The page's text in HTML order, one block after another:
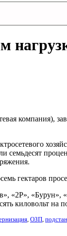
компания),
гектаров
«2Р»,
киловольт на
, ОЗП,